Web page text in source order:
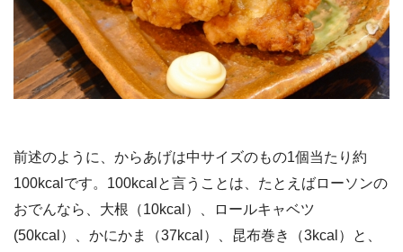
前述のように、からあげは中サイズのもの1個当たり約
100kcalです。100kcalと言うことは、たとえばローソンの
おでんなら、大根（10kcal）、ロールキャベツ
(50kcal）、かにかま（37kcal）、昆布巻き（3kcal）と、